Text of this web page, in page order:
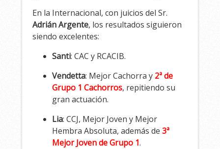
En la Internacional, con juicios del Sr.
Adrián Argente, los resultados siguieron
siendo excelentes:
Santi: CAC y RCACIB.
Vendetta: Mejor Cachorra y 2ª de
Grupo 1 Cachorros, repitiendo su
gran actuación.
Lia: CCJ, Mejor Joven y Mejor
Hembra Absoluta, además de3ª
Mejor Joven de Grupo 1.